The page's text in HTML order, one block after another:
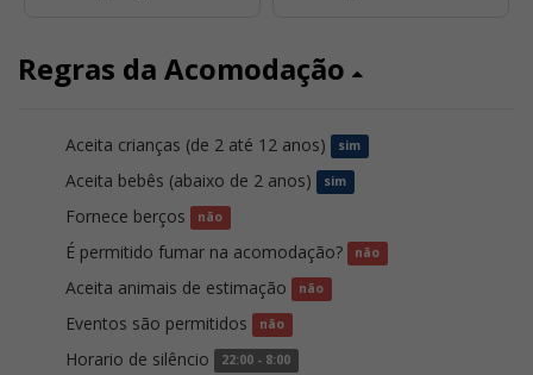
Regras da Acomodação
Aceita crianças (de 2 até 12 anos) sim
Aceita bebês (abaixo de 2 anos) sim
Fornece berços não
É permitido fumar na acomodação? não
Aceita animais de estimação não
Eventos são permitidos não
Horario de silêncio 22:00 - 8:00